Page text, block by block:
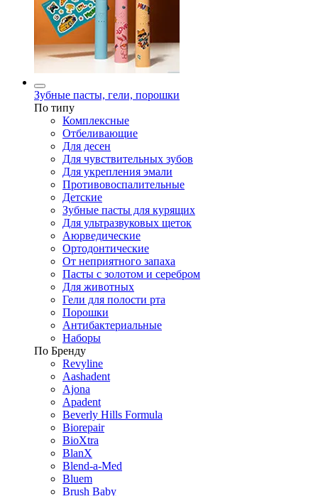
Зубные пасты, гели, порошки
По типу
Комплексные
Отбеливающие
Для десен
Для чувствительных зубов
Для укрепления эмали
Противовоспалительные
Детские
Зубные пасты для курящих
Для ультразвуковых щеток
Аюрведические
Ортодонтические
От неприятного запаха
Пасты с золотом и серебром
Для животных
Гели для полости рта
Порошки
Антибактериальные
Наборы
По Бренду
Revyline
Aashadent
Ajona
Apadent
Beverly Hills Formula
Biorepair
BioXtra
BlanX
Blend-a-Med
Bluem
Brush Baby